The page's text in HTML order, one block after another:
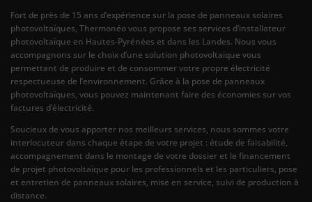
Fort de près de 15 ans d’expérience sur la pose de panneaux solaires
photovoltaïques, Thermonéo vous propose ses services d’installateur
photovoltaïque en Hautes-Pyrénées et dans les Landes. Nous vous
accompagnons sur le choix d’une solution photovoltaïque vous
permettant de produire et de consommer votre propre électricité
respectueuse de l’environnement. Grâce à la pose de panneaux
photovoltaïques, vous pouvez maintenant faire des économies sur vos
factures d’électricité.
Soucieux de vous apporter nos meilleurs services, nous sommes votre
interlocuteur dans chaque étape de votre projet : étude de faisabilité,
accompagnement dans le montage de votre dossier et le financement
de projet photovoltaïque pour les professionnels et les particuliers, pose
et entretien de panneaux solaires, mise en service, suivi de production à
distance.